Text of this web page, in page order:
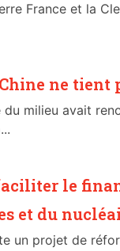
France et la
ne tient
du milieu avait
le
et du
un projet de